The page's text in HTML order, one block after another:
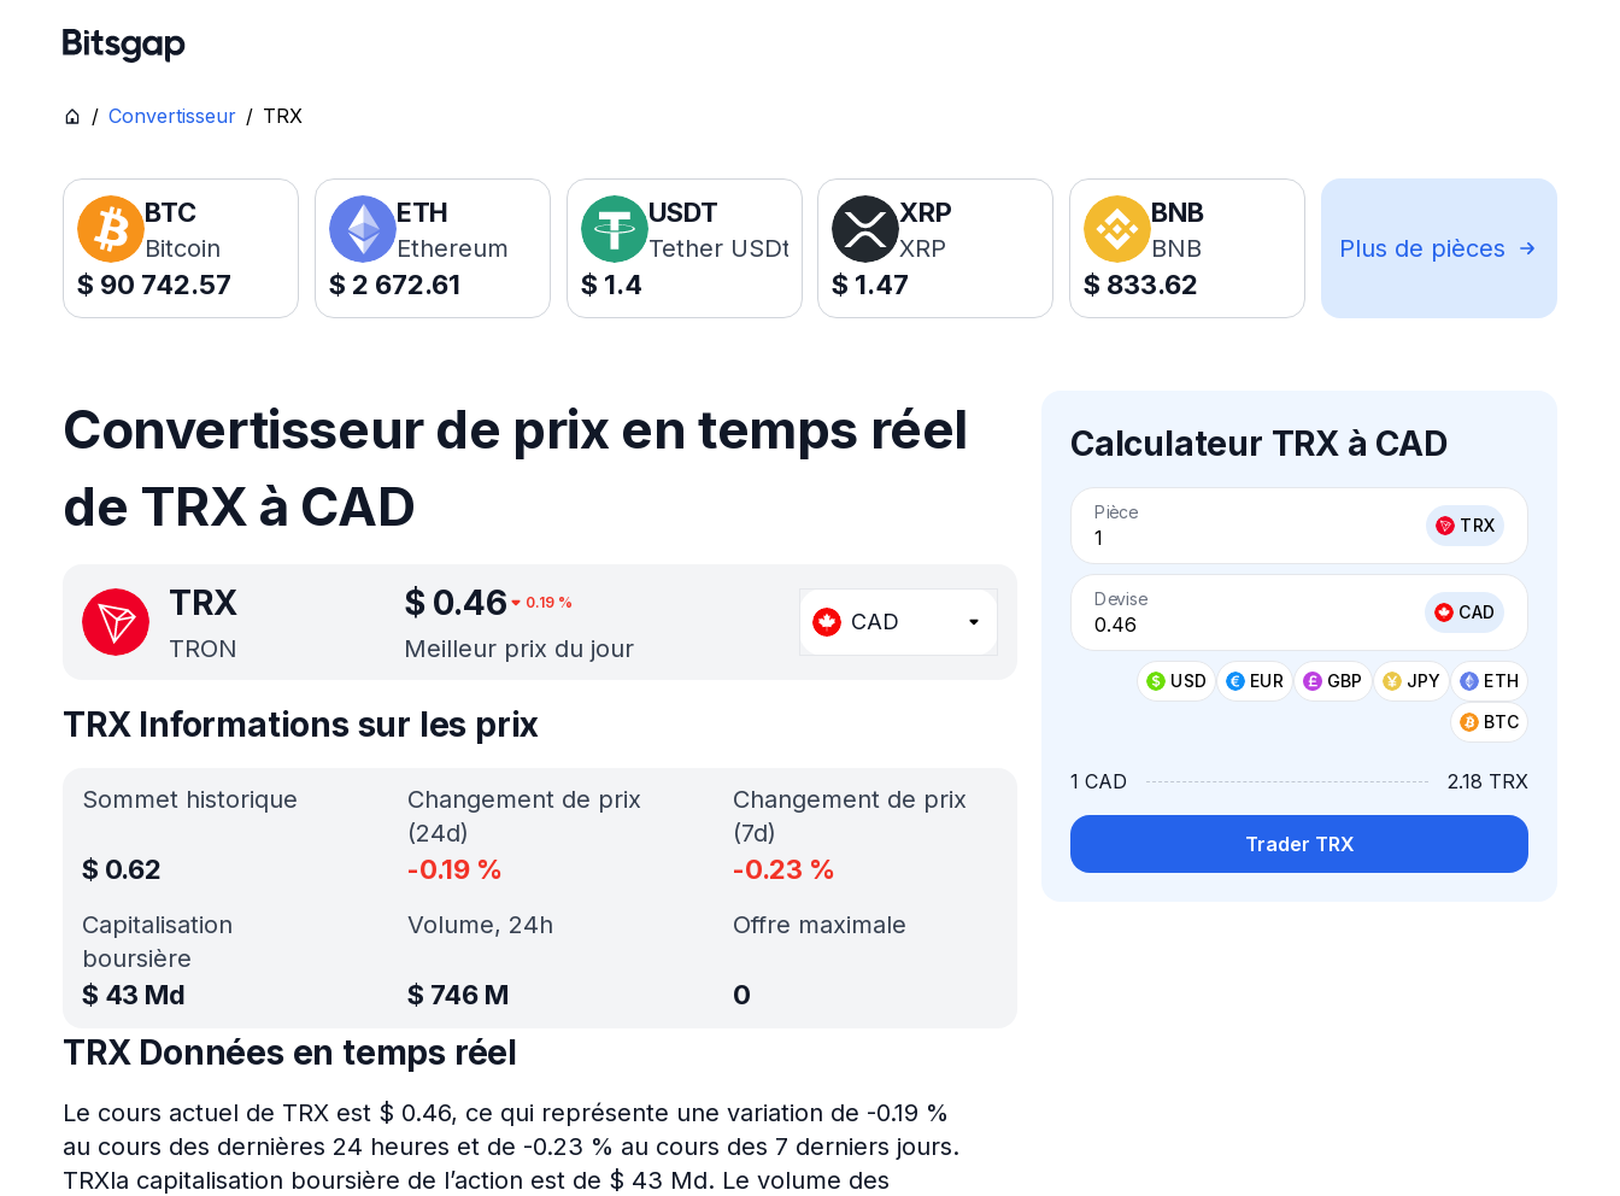
/ Convertisseur / TRX
BTC
Bitcoin
$ 90 742.57
ETH
Ethereum
$ 2 672.61
USDT
Tether USDt
$ 1.4
XRP
XRP
$ 1.47
BNB
BNB
$ 833.62
Plus de pièces
Convertisseur de prix en temps réel
de TRX à CAD
TRX
TRON
$ 0.46 0.19 %
Meilleur prix du jour
CAD
Calculateur TRX à CAD
Pièce
TRX
Devise
CAD
USD EUR GBP JPY
ETH
BTC
1 CAD 2.18 TRX
Trader TRX
TRX Informations sur les prix
Sommet historique
$ 0.62
Capitalisation
boursière
$ 43 Md
Changement de prix
(24d)
-0.19 %
Changement de prix
(7d)
-0.23 %
Volume, 24h
$ 746 M
Offre maximale
0
TRX Données en temps réel
Le cours actuel de TRX est $ 0.46, ce qui représente une variation de -0.19 %
au cours des dernières 24 heures et de -0.23 % au cours des 7 derniers jours.
TRXla capitalisation boursière de l’action est de $ 43 Md. Le volume des